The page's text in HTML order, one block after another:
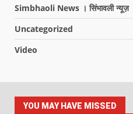
Simbhaoli News । सिंभावली न्यूज़
Uncategorized
Video
YOU MAY HAVE MISSED